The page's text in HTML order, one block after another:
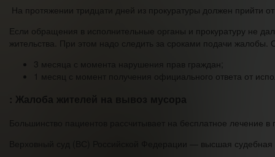
На протяжении тридцати дней из прокуратуры должен
Если обращения в исполнительные органы и прокуратуру не
жительства. При этом надо следить за сроками подачи жалобы.
3 месяца с момента нарушения прав граждан;
1 месяц с момент получения официального ответа от
: Жалоба жителей на вывоз мусора
Большинство пациентов рассчитывает на бесплатное лечение
Верховный суд (ВС) Российской Федерации — высшая